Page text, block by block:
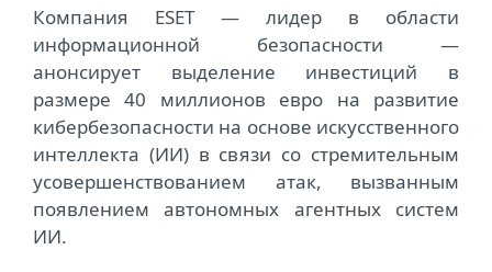
Компания ESET — лидер в области
информационной безопасности —
анонсирует выделение инвестиций в
размере 40 миллионов евро на развитие
кибербезопасности на основе искусственного
интеллекта (ИИ) в связи со стремительным
усовершенствованием атак, вызванным
появлением автономных агентных систем
ИИ.